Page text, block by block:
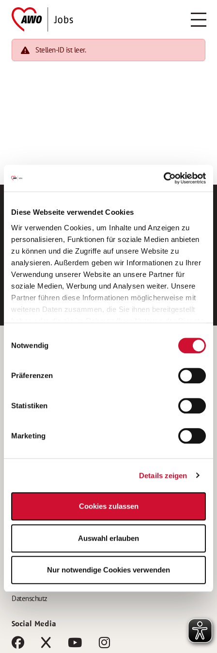
Diese Webseite verwendet Cookies
Wir verwenden Cookies, um Inhalte und Anzeigen zu
personalisieren, Funktionen für soziale Medien anbieten
zu können und die Zugriffe auf unsere Website zu
analysieren. Außerdem geben wir Informationen zu Ihrer
Verwendung unserer Website an unsere Partner für
soziale Medien, Werbung und Analysen weiter. Unsere
Partner führen diese Informationen möglicherweise mit
weiteren Daten zusammen, die Sie ihnen bereitgestellt
Wenn Sie auf „Cookies zulassen“ klicken, so stimmen
Sie der Speicherung sämtlicher Cookies zu. Sie können
Ihre Einwilligung selbstverständlich jederzeit widerrufen,
indem Sie die Cookie-Einstellungen aufrufen und diese
unsererDatenschutzerklärung
Notwendig
Präferenzen
Statistiken
Marketing
Details zeigen
Cookies zulassen
Auswahl erlauben
Nur notwendige Cookies verwenden
Stellen-ID ist leer.
Neue Stellen per E-Mail.
Ein kostenloser Service von AWO
Jobs.
E-Mail-Adresse eintragen
Betreiber der Webseite
Kantstraße 45a
(Ein Tochterunternehmen des AWO Bezirksverbandes Unterfranken
e.V.)
Bewerbung als Altenpflegehelfer*in
Bewerbung als Erzieher*in
AWO Gliederungen nach Bundesland
Impressum
Datenschutz
Social Media